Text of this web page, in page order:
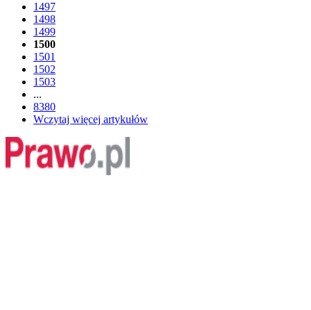
1497
1498
1499
1500
1501
1502
1503
...
8380
Wczytaj więcej artykułów